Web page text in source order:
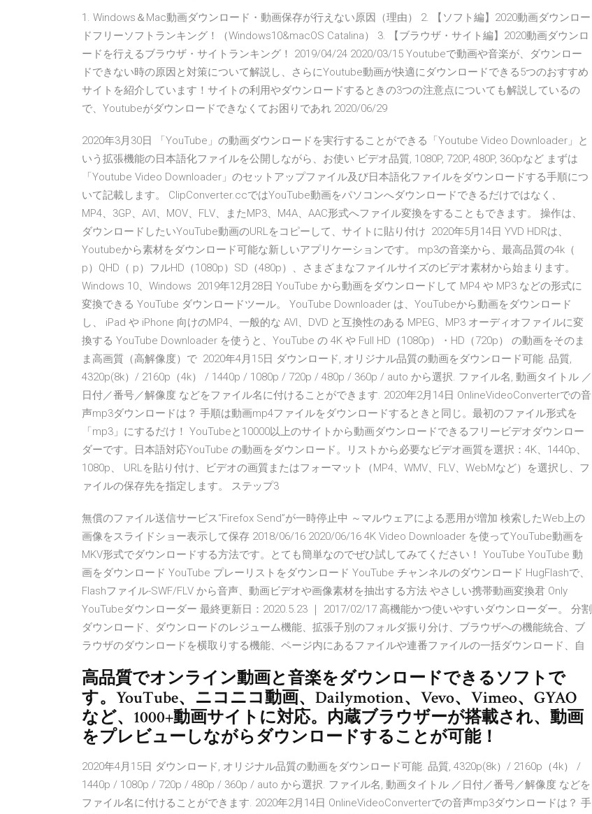
1. Windows＆Mac動画ダウンロード・動画保存が行えない原因（理由） 2. 【ソフト編】2020動画ダウンロー
ドフリーソフトランキング！（Windows10&macOS Catalina） 3. 【ブラウザ・サイト編】2020動画ダウンロ
ードを行えるブラウザ・サイトランキング！ 2019/04/24 2020/03/15 Youtubeで動画や音楽が、ダウンロー
ドできない時の原因と対策について解説し、さらにYoutube動画が快適にダウンロードできる5つのおすすめ
サイトを紹介しています！サイトの利用やダウンロードするときの3つの注意点についても解説しているの
で、Youtubeがダウンロードできなくてお困りであれ 2020/06/29
2020年3月30日 「YouTube」の動画ダウンロードを実行することができる「Youtube Video Downloader」と
いう拡張機能の日本語化ファイルを公開しながら、お使い ビデオ品質, 1080P, 720P, 480P, 360pなど まずは
「Youtube Video Downloader」のセットアップファイル及び日本語化ファイルをダウンロードする手順につ
いて記載します。 ClipConverter.ccではYouTube動画をパソコンへダウンロードできるだけではなく、
MP4、3GP、AVI、MOV、FLV、またMP3、M4A、AAC形式へファイル変換をすることもできます。 操作は、
ダウンロードしたいYouTube動画のURLをコピーして、サイトに貼り付け 2020年5月14日 YVD HDRは、
Youtubeから素材をダウンロード可能な新しいアプリケーションです。 mp3の音楽から、最高品質の4k（
p）QHD（ p）フルHD（1080p）SD（480p）、さまざまなファイルサイズのビデオ素材から始まります。
Windows 10、Windows 2019年12月28日 YouTube から動画をダウンロードして MP4 や MP3 などの形式に
変換できる YouTube ダウンロードツール。 YouTube Downloader は、YouTubeから動画をダウンロード
し、 iPad や iPhone 向けのMP4、一般的な AVI、DVD と互換性のある MPEG、MP3 オーディオファイルに変
換する YouTube Downloader を使うと、YouTube の 4K や Full HD（1080p）・HD（720p） の動画をそのま
ま高画質（高解像度）で 2020年4月15日 ダウンロード, オリジナル品質の動画をダウンロード可能. 品質,
4320p(8k）/ 2160p（4k） / 1440p / 1080p / 720p / 480p / 360p / auto から選択. ファイル名, 動画タイトル ／
日付／番号／解像度 などをファイル名に付けることができます. 2020年2月14日 OnlineVideoConverterでの音
声mp3ダウンロードは？ 手順は動画mp4ファイルをダウンロードするときと同じ。最初のファイル形式を
「mp3」にするだけ！ YouTubeと10000以上のサイトから動画ダウンロードできるフリービデオダウンロー
ダーです。日本語対応YouTube の動画をダウンロード。リストから必要なビデオ画質を選択：4K、1440p、
1080p、 URLを貼り付け、ビデオの画質またはフォーマット（MP4、WMV、FLV、WebMなど）を選択し、フ
ァイルの保存先を指定します。 ステップ3
無償のファイル送信サービス“Firefox Send”が一時停止中 ～マルウェアによる悪用が増加 検索したWeb上の
画像をスライドショー表示して保存 2018/06/16 2020/06/16 4K Video Downloader を使ってYouTube動画を
MKV形式でダウンロードする方法です。とても簡単なのでぜひ試してみてください！ YouTube YouTube 動
画をダウンロード YouTube プレーリストをダウンロード YouTube チャンネルのダウンロード HugFlashで、
Flashファイル-SWF/FLV から音声、動画ビデオや画像素材を抽出する方法 やさしい携帯動画変換君 Only
YouTubeダウンローダー 最終更新日：2020.5.23 ｜ 2017/02/17 高機能かつ使いやすいダウンローダー。 分割
ダウンロード、ダウンロードのレジューム機能、拡張子別のフォルダ振り分け、ブラウザへの機能統合、ブ
ラウザのダウンロードを横取りする機能、ページ内にあるファイルや連番ファイルの一括ダウンロード、自
高品質でオンライン動画と音楽をダウンロードできるソフトで
す。YouTube、ニコニコ動画、Dailymotion、Vevo、Vimeo、GYAO
など、1000+動画サイトに対応。内蔵ブラウザーが搭載され、動画
をプレビューしながらダウンロードすることが可能！
2020年4月15日 ダウンロード, オリジナル品質の動画をダウンロード可能. 品質, 4320p(8k）/ 2160p（4k） /
1440p / 1080p / 720p / 480p / 360p / auto から選択. ファイル名, 動画タイトル ／日付／番号／解像度 などを
ファイル名に付けることができます. 2020年2月14日 OnlineVideoConverterでの音声mp3ダウンロードは？ 手